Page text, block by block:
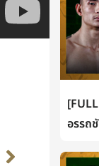
อรรถ